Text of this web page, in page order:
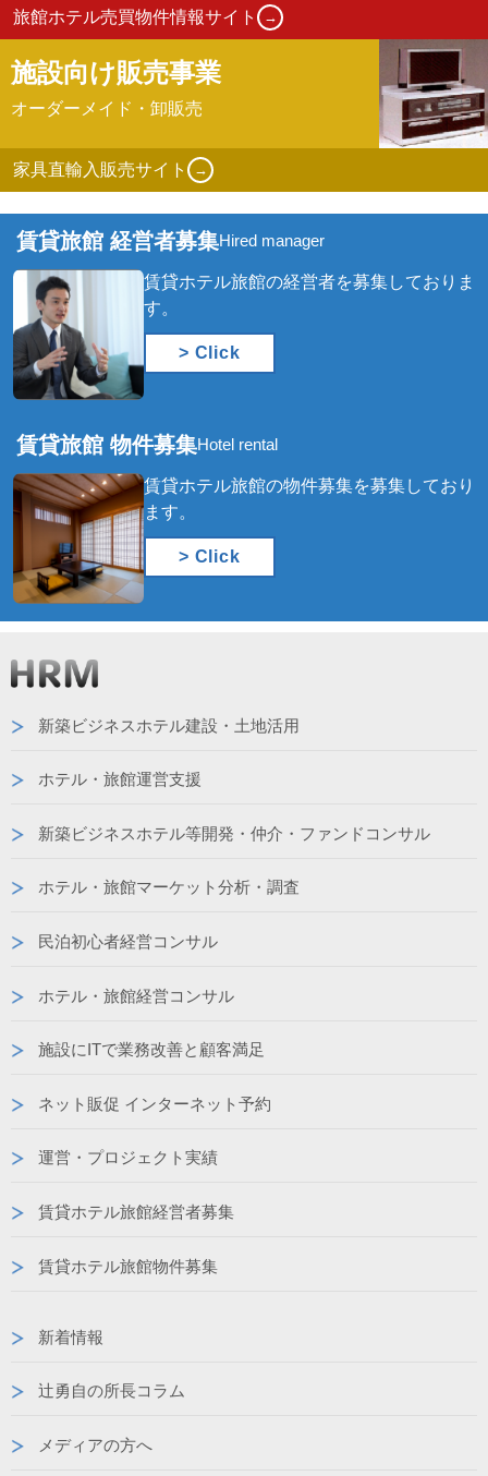
旅館ホテル売買物件情報サイト →
施設向け販売事業
オーダーメイド・卸販売
家具直輸入販売サイト →
賃貸旅館 経営者募集Hired manager
賃貸ホテル旅館の経営者を募集しておりま
す。
> Click
賃貸旅館 物件募集Hotel rental
賃貸ホテル旅館の物件募集を募集しており
ます。
> Click
新築ビジネスホテル建設・土地活用
ホテル・旅館運営支援
新築ビジネスホテル等開発・仲介・ファンドコンサル
ホテル・旅館マーケット分析・調査
民泊初心者経営コンサル
ホテル・旅館経営コンサル
施設にITで業務改善と顧客満足
ネット販促 インターネット予約
運営・プロジェクト実績
賃貸ホテル旅館経営者募集
賃貸ホテル旅館物件募集
新着情報
辻勇自の所長コラム
メディアの方へ